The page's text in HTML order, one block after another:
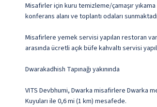
Misafirler için kuru temizleme/çamaşır
konferans alanı ve toplantı odaları
Misafirlere yemek servisi yapılan restoran
arasında ücretli açık büfe kahvaltı servisi
Dwarakadhish Tapınağı yakınında
VITS Devbhumi, Dwarka misafirlere Dwarka
Kuyuları ile 0,6 mi (1 km) mesafede.